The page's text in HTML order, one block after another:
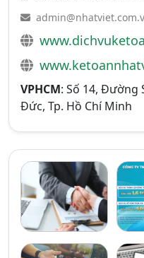
VPHCM: Số 14, Đường
Đức, Tp. Hồ Chí Minh